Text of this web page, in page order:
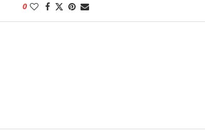
0